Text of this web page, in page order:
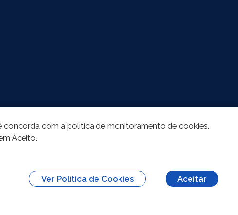
concorda com a política de monitoramento de cookies.
Aceito.
Ver Política de Cookies Aceitar